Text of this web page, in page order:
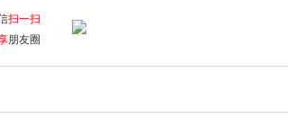
扫一扫
朋友圈